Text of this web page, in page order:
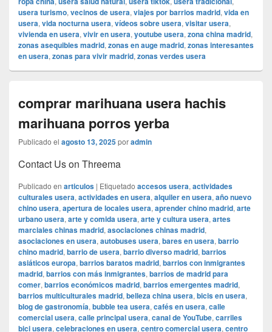
usera turismo, vecinos de usera, viajes por barrios madrid, vida en
usera, vida nocturna usera, vídeos sobre usera, visitar usera,
vivienda en usera, vivir en usera, youtube usera, zona china madrid,
zonas asequibles madrid, zonas en auge madrid, zonas interesantes
en usera, zonas para vivir madrid, zonas verdes usera
comprar marihuana usera hachis
marihuana porros yerba
Publicado el agosto 13, 2025poradmin
Contact Us on Threema
Publicado en articulos | Etiquetado accesos usera, actividades
culturales usera, actividades en usera, alquiler en usera, año nuevo
chino usera, apertura de locales usera, aprender chino madrid, arte
urbano usera, arte y comida usera, arte y cultura usera, artes
marciales chinas madrid, asociaciones chinas madrid,
asociaciones en usera, autobuses usera, bares en usera, barrio
chino madrid, barrio de usera, barrio diverso madrid, barrios
asiáticos europa, barrios baratos madrid, barrios con inmigrantes
madrid, barrios con más inmigrantes, barrios de madrid para
comer, barrios económicos madrid, barrios emergentes madrid,
barrios multiculturales madrid, belleza china usera, bicis en usera,
blog de gastronomía, bubble tea usera, cafés en usera, calle
comercial usera, calle principal usera, canal de YouTube, carriles
bici usera, celebraciones en usera, centro comercial usera, centro